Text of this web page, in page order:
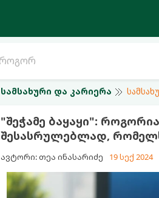
სამსახური და კარიერა
"შეჭამე ბაყაყი":
შესასრულებლად,
ავტორი: თეა ინასარიძე 19 სექ 2024